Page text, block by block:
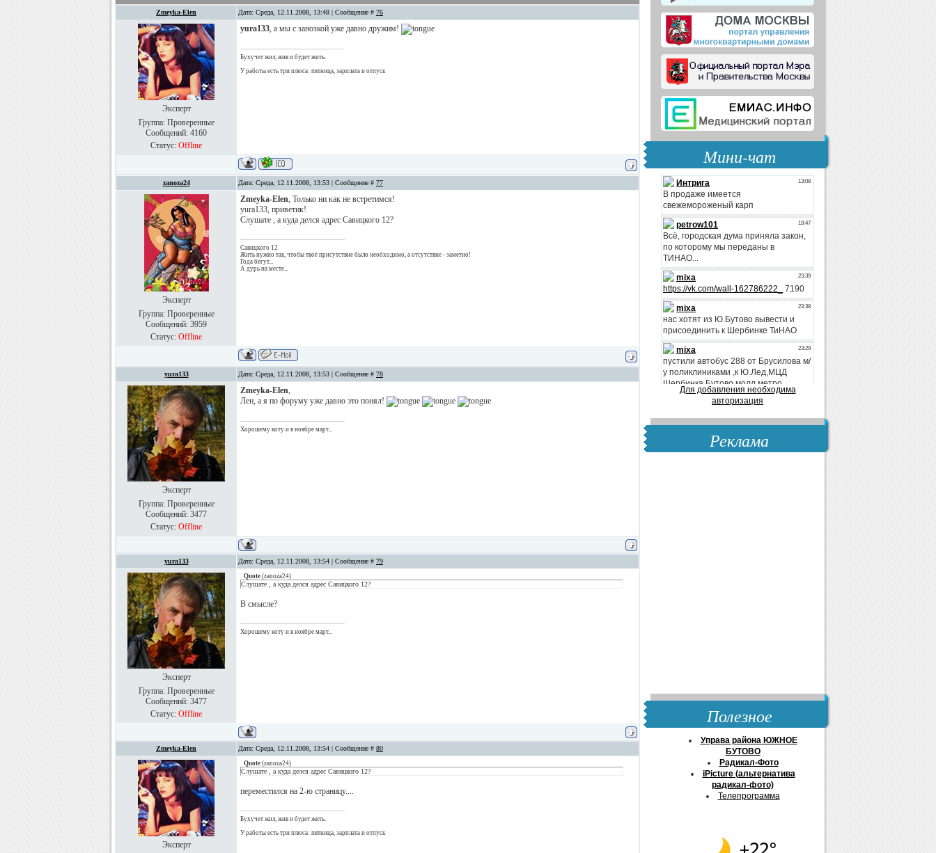
Zmeyka-Elen Дата: Среда, 12.11.2008, 13:48 | Сообщение # 76
Эксперт
Группа: Проверенные
Сообщений: 4160
Статус: Offline
yura133, а мы с занозкой уже давно дружим!
Бухучет жил, жив и будет жить.
У работы есть три плюса: пятница, зарплата и отпуск
zanoza24 Дата: Среда, 12.11.2008, 13:53 | Сообщение # 77
Эксперт
Группа: Проверенные
Сообщений: 3959
Статус: Offline
Zmeyka-Elen, Только ни как не встретимся!
yura133, приветик!
Слушате , а куда делся адрес Савицкого 12?
Савицкого 12
Жить нужно так, чтобы твоё присутствие было необходимо, а отсутствие - заметно!
Года бегут...
А дурь на месте...
yura133 Дата: Среда, 12.11.2008, 13:53 | Сообщение # 78
Эксперт
Группа: Проверенные
Сообщений: 3477
Статус: Offline
Zmeyka-Elen,
Лен, а я по форуму уже давно это понял!
Хорошему коту и в ноябре март...
yura133 Дата: Среда, 12.11.2008, 13:54 | Сообщение # 79
Эксперт
Группа: Проверенные
Сообщений: 3477
Статус: Offline
Quote (zanoza24)
Слушате , а куда делся адрес Савицкого 12?
В смысле?
Хорошему коту и в ноябре март...
Zmeyka-Elen Дата: Среда, 12.11.2008, 13:54 | Сообщение # 80
Эксперт
Quote (zanoza24)
Слушате , а куда делся адрес Савицкого 12?
переместился на 2-ю страницу....
Бухучет жил, жив и будет жить.
У работы есть три плюса: пятница, зарплата и отпуск
Мини-чат
Для добавления необходима
авторизация
Реклама
Полезное
Управа района ЮЖНОЕ
БУТОВО
Радикал-Фото
iPicture (альтернатива
радикал-фото)
Телепрограмма